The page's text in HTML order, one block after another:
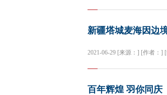
新疆塔城麦海因边
2021-06-29 [来源：] [作者：] [
百年辉煌 羽你同庆